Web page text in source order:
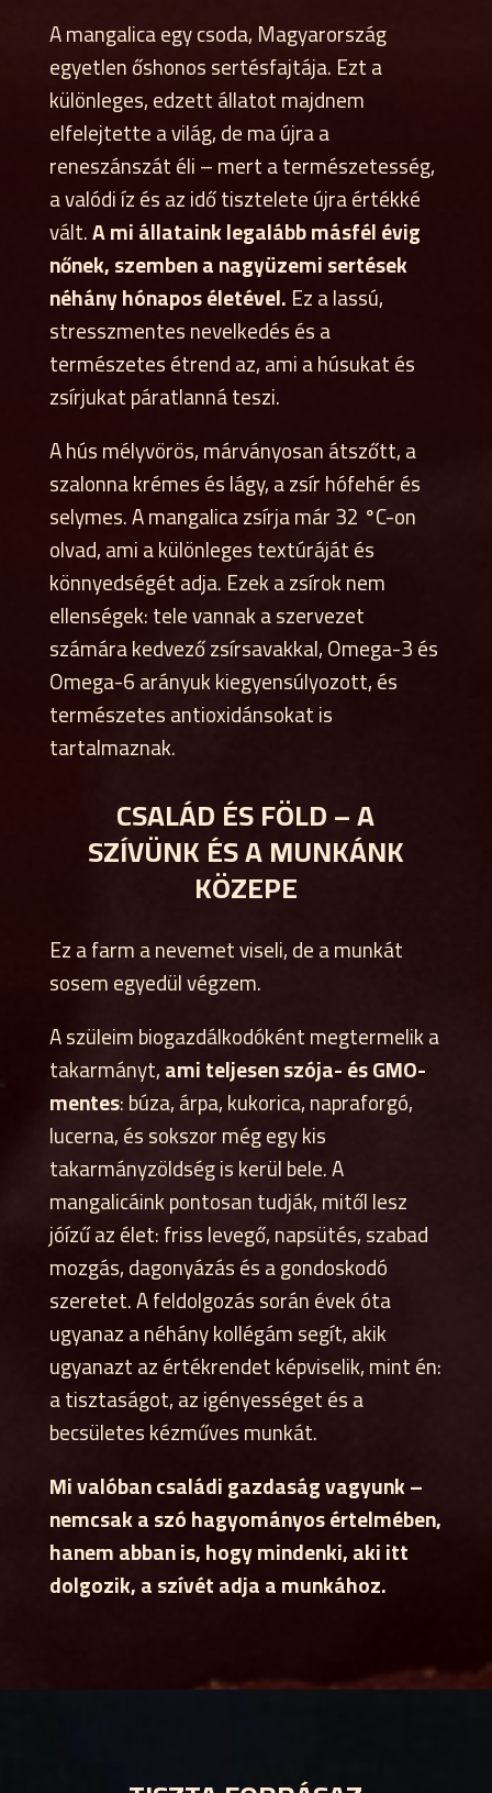
A mangalica egy csoda, Magyarország
egyetlen őshonos sertésfajtája. Ezt a
különleges, edzett állatot majdnem
elfelejtette a világ, de ma újra a
reneszánszát éli – mert a természetesség,
a valódi íz és az idő tisztelete újra értékké
vált.A mi állataink legalább másfél évig
nőnek, szemben a nagyüzemi sertések
néhány hónapos életével.Ez a lassú,
stresszmentes nevelkedés és a
természetes étrend az, ami a húsukat és
zsírjukat páratlanná teszi.
A hús mélyvörös, márványosan átszőtt, a
szalonna krémes és lágy, a zsír hófehér és
selymes. A mangalica zsírja már 32 °C-on
olvad, ami a különleges textúráját és
könnyedségét adja. Ezek a zsírok nem
ellenségek: tele vannak a szervezet
számára kedvező zsírsavakkal, Omega-3 és
Omega-6 arányuk kiegyensúlyozott, és
természetes antioxidánsokat is
tartalmaznak.
CSALÁD ÉS FÖLD – A
SZÍVÜNK ÉS A MUNKÁNK
KÖZEPE
Ez a farm a nevemet viseli, de a munkát
sosem egyedül végzem.
A szüleim biogazdálkodóként megtermelik a
takarmányt,ami teljesen szója- és GMO-
mentes: búza, árpa, kukorica, napraforgó,
lucerna, és sokszor még egy kis
takarmányzöldség is kerül bele. A
mangalicáink pontosan tudják, mitől lesz
jóízű az élet: friss levegő, napsütés, szabad
mozgás, dagonyázás és a gondoskodó
szeretet. A feldolgozás során évek óta
ugyanaz a néhány kollégám segít, akik
ugyanazt az értékrendet képviselik, mint én:
a tisztaságot, az igényességet és a
becsületes kézműves munkát.
Mi valóban családi gazdaság vagyunk –
nemcsak a szó hagyományos értelmében,
hanem abban is, hogy mindenki, aki itt
dolgozik, a szívét adja a munkához.